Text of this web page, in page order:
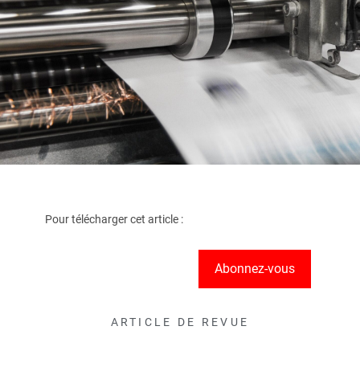
Pour télécharger cet article :
Abonnez-vous
ARTICLE DE REVUE